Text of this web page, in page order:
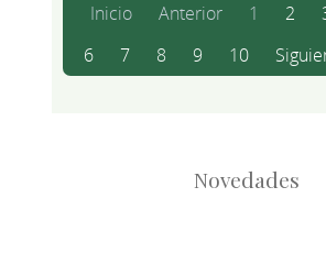
Inicio
Anterior 1 2
6
7 8 9 10
Novedades